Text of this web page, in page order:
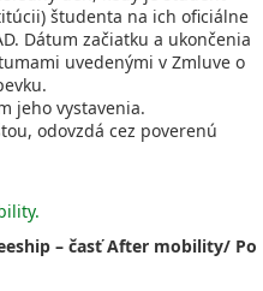
študenta na ich oficiálne
Dátum začiatku a ukončenia
uvedenými v Zmluve o
jeho vystavenia.
odovzdá cez poverenú
– časť After mobility/ Po